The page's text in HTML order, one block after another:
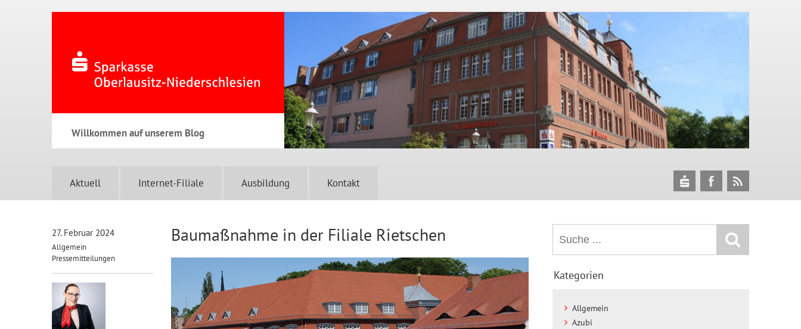
Willkommen auf unserem Blog
Aktuell Internet-Filiale Ausbildung Kontakt
27. Februar 2024
Allgemein
Pressemitteilungen
Baumaßnahme in der Filiale Rietschen
Kategorien
Allgemein
Azubi